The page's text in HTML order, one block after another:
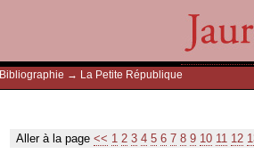
Bibliographie → La Petite République
Aller à la page << 1 2 3 4 5 6 7 8 9 10 11 12